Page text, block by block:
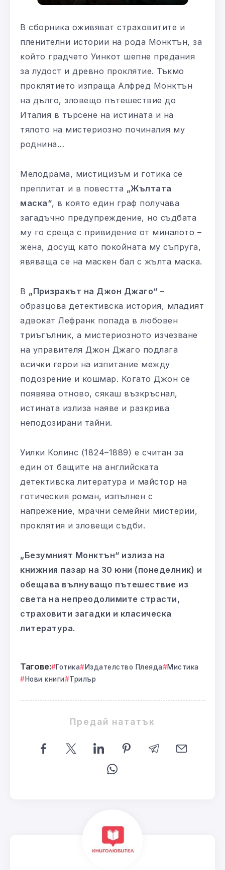
В сборника оживяват страховитите и
пленителни истории на рода Монктън, за
който градчето Уинкот шепне предания
за лудост и древно проклятие. Тъкмо
проклятието изпраща Алфред Монктън
на дълго, зловещо пътешествие до
Италия в търсене на истината и на
тялото на мистериозно починалия му
роднина…
Мелодрама, мистицизъм и готика се
преплитат и в повестта „Жълтата
маска“, в която един граф получава
загадъчно предупреждение, но съдбата
му го среща с привидение от миналото –
жена, досущ като покойната му съпруга,
явяваща се на маскен бал с жълта маска.
В „Призракът на Джон Джаго“ –
образцова детективска история, младият
адвокат Лефранк попада в любовен
триъгълник, а мистериозното изчезване
на управителя Джон Джаго подлага
всички герои на изпитание между
подозрение и кошмар. Когато Джон се
появява отново, сякаш възкръснал,
истината излиза наяве и разкрива
неподозирани тайни.
Уилки Колинс (1824–1889) е считан за
един от бащите на английската
детективска литература и майстор на
готическия роман, изпълнен с
напрежение, мрачни семейни мистерии,
проклятия и зловещи съдби.
„Безумният Монктън“ излиза на
книжния пазар на 30 юни (понеделник) и
обещава вълнуващо пътешествие из
света на непреодолимите страсти,
страховити загадки и класическа
литература.
Тагове: Готика Издателство Плеяда
Мистика
Нови книги
Трилър
Предай нататък